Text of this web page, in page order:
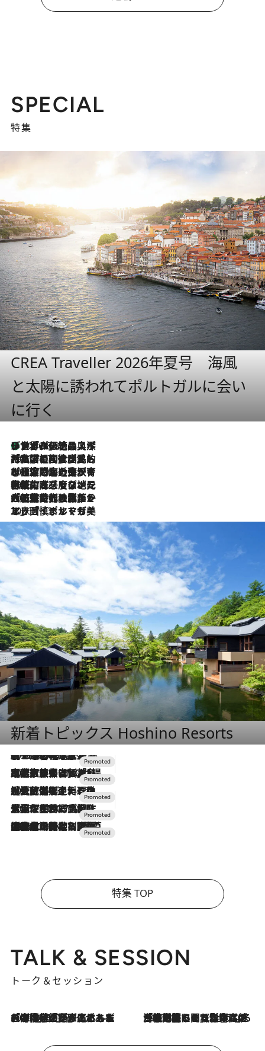
SPECIAL
特集
CREA Traveller 2026年夏号 海風
と太陽に誘われてポルトガルに会い
に行く
2026.8.8
リスボンの絶品スイーツ「パステル・デ・ナタ」とは？ポルトガル伝統の奥深い世界へ
2026.7.27
「私の祖国はポルトガル語です」国民的詩人フェルナンド・ペソアと、彼が愛した文学の街を歩く
2026.7.26
ポルトガル近海が育む極上の海の幸。キリリと冷えた白ワインと愉しむ、シーフード専門店の贅沢
2026.7.22
伝統の味をモダンに昇華。高感度な地元客が集う、リスボンの最旬ガストロノミー
2026.7.21
大航海時代の栄華から、震災、独裁、そして革命へ。ポルトガル・首都リスボンの石畳に刻まれた「歴史の光と影」
2026.7.13
エッセイ・ヤマザキマリ「慎ましくも美しき国 ポルトガル」
新着トピックス Hoshino Resorts
2026.8.7
【トンボの足水浴】ヒノキの香りに包まれて涼感マックス！約13℃の湧水かけ流しを避暑地「星野温泉 トンボの湯」で体験
2026.7.31
【ホテル帰省】という選択肢をOMOが提案。家族とほどよい距離を保つには「昼は実家、夜は気兼ねなくホテルで！」
2026.7.24
【夏限定ディナーコース】旬を迎える稚鮎や花ズッキーニなどをイタリア・トスカーナの郷土料理の手法で満喫！
2026.7.17
「土佐和ハーブかき氷」がOMO7高知に登場！生姜、山椒、大葉など目にも舌にも涼を呼ぶ郷土の味
2026.7.10
NEW OPEN！【界 草津】名湯の地に誕生。趣の異なる2種の温泉と上州ならではの会席・蕎麦割烹など美食を味わう究極の癒やし旅
特集 TOP
TALK & SESSION
トーク＆セッション
2026.8.3
「今後値上げがあるとすれば…」「リスクがあるのは今年の冬」エネルギー専門家が語る、ホルムズ海峡封鎖が家庭にもたらす“ある心配” 2026.8.3
「住宅建てられない…」「サーチャージ料の高値が続いている」ホルムズ海峡封鎖による影響はいつまで続く？《エネルギー専門家に聞く“どうなる日本の暮らし”》